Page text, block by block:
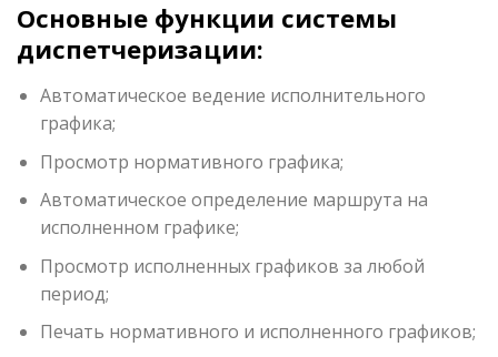
Основные функции системы
диспетчеризации:
Автоматическое ведение исполнительного
графика;
Просмотр нормативного графика;
Автоматическое определение маршрута на
исполненном графике;
Просмотр исполненных графиков за любой
период;
Печать нормативного и исполненного графиков;